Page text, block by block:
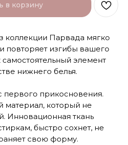
в корзину
коллекции Парвада мягко
повторяет изгибы вашего
элемент
нижнего белья.
прикосновения.
материал, который не
Инновационная ткань
быстро сохнет, не
свою форму.